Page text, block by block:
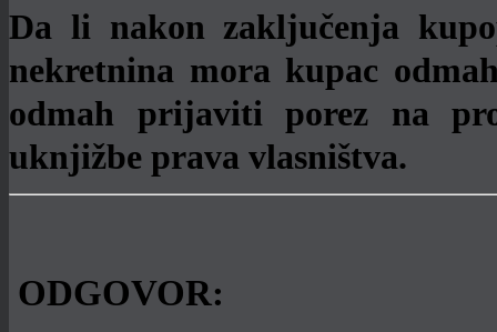
Da li nakon zaključenja
nekretnina mora kupac
odmah prijaviti porez na
uknjižbe prava vlasništva.
ODGOVOR: